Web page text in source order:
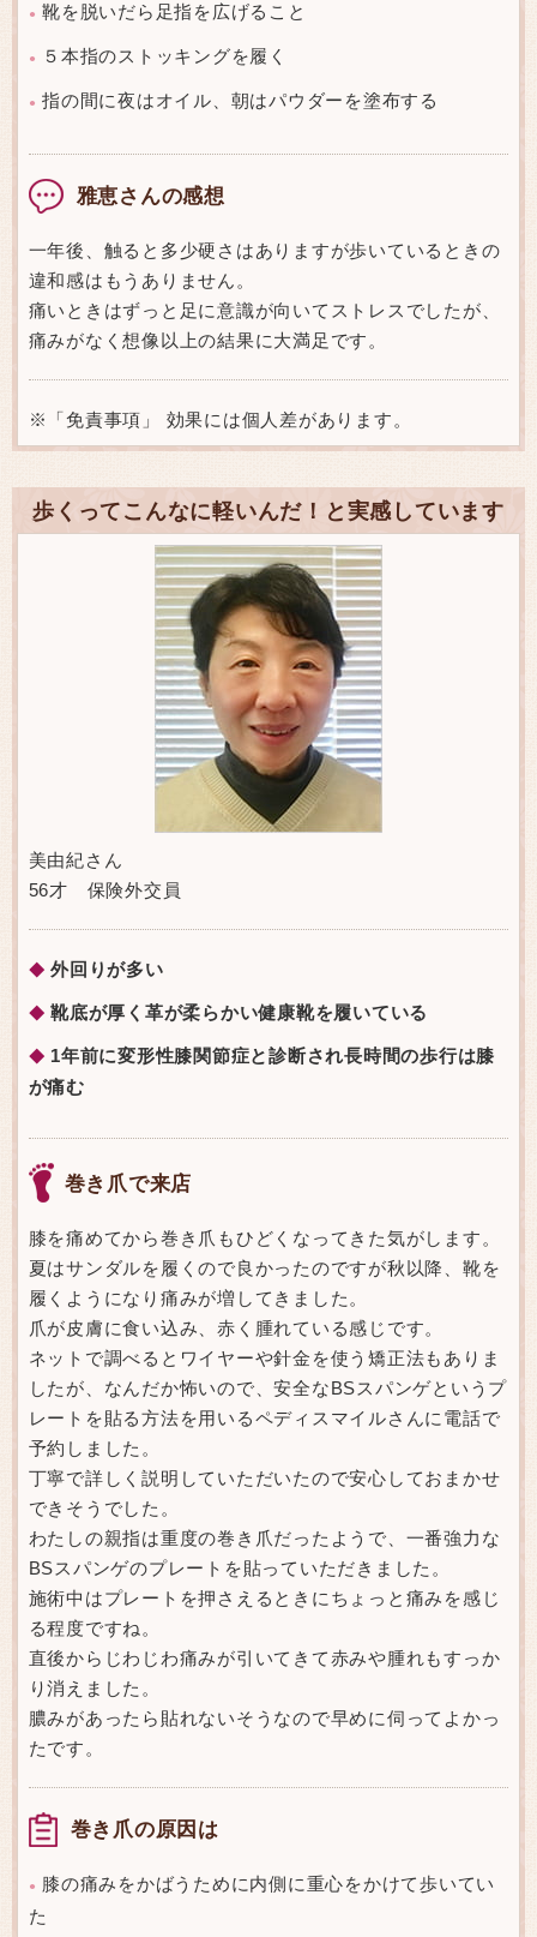
● 靴を脱いだら足指を広げること
● ５本指のストッキングを履く
● 指の間に夜はオイル、朝はパウダーを塗布する
雅恵さんの感想
一年後、触ると多少硬さはありますが歩いているときの
違和感はもうありません。
痛いときはずっと足に意識が向いてストレスでしたが、
痛みがなく想像以上の結果に大満足です。
※「免責事項」 効果には個人差があります。
歩くってこんなに軽いんだ！と実感しています
美由紀さん
56才 保険外交員
◆ 外回りが多い
◆ 靴底が厚く革が柔らかい健康靴を履いている
◆ 1年前に変形性膝関節症と診断され長時間の歩行は膝
が痛む
巻き爪で来店
膝を痛めてから巻き爪もひどくなってきた気がします。
夏はサンダルを履くので良かったのですが秋以降、靴を
履くようになり痛みが増してきました。
爪が皮膚に食い込み、赤く腫れている感じです。
ネットで調べるとワイヤーや針金を使う矯正法もありま
したが、なんだか怖いので、安全なBSスパンゲというプ
レートを貼る方法を用いるペディスマイルさんに電話で
予約しました。
丁寧で詳しく説明していただいたので安心しておまかせ
できそうでした。
わたしの親指は重度の巻き爪だったようで、一番強力な
BSスパンゲのプレートを貼っていただきました。
施術中はプレートを押さえるときにちょっと痛みを感じ
る程度ですね。
直後からじわじわ痛みが引いてきて赤みや腫れもすっか
り消えました。
膿みがあったら貼れないそうなので早めに伺ってよかっ
たです。
巻き爪の原因は
●
膝の痛みをかばうために内側に重心をかけて歩いてい
た